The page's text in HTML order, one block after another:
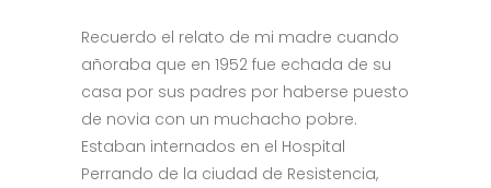
Recuerdo el relato de mi madre cuando
añoraba que en 1952 fue echada de su
casa por sus padres por haberse puesto
de novia con un muchacho pobre.
Estaban internados en el Hospital
Perrando de la ciudad de Resistencia,